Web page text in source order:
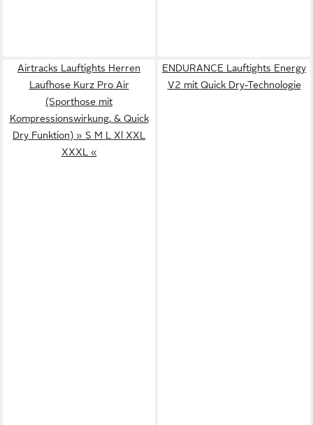
Airtracks Lauftights Herren
Laufhose Kurz Pro Air
(Sporthose mit
Kompressionswirkung, & Quick
Dry Funktion) » S M L Xl XXL
XXXL «
ENDURANCE Lauftights Energy
V2 mit Quick Dry-Technologie